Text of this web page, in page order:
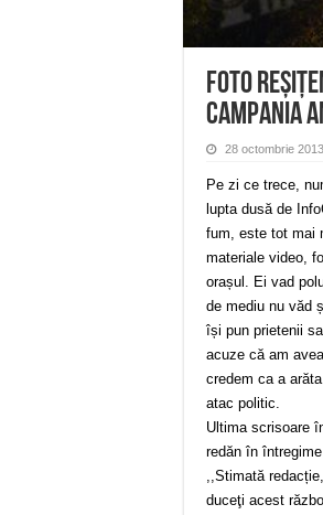
FOTO
campania
28 octombrie 2013
Pe zi ce trece,
lupta dusă de
fum, este tot mai
materiale video,
orașul. Ei vad
de mediu nu văd
își pun prietenii
acuze că am
credem ca a
atac politic.
Ultima scrisoare
redăn în
,,Stimată
duceţi acest